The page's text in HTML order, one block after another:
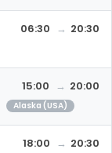
06:30 20:30
Alaska (USA)
15:00 20:00
18:00 20:30